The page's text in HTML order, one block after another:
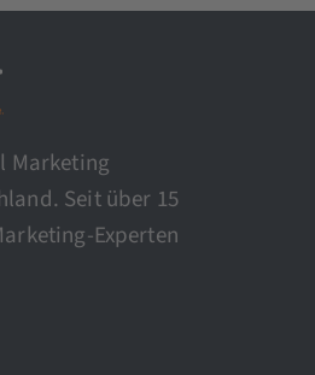
Marketing
Seit über 15
Experten